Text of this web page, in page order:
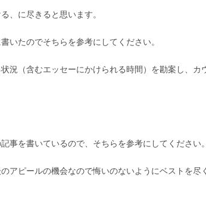
、に尽きると思います。
いたのでそちらを参考にしてください。
況（含むエッセーにかけられる時間）を勘案し、カ
事を書いているので、そちらを参考にしてください。
アピールの機会なので悔いのないようにベストを尽